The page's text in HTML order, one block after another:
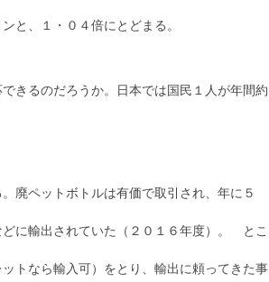
と、１・０４倍にとどまる。
きるのだろうか。日本では国民１人が年間約
廃ペットボトルは有価で取引され、年に５
に輸出されていた（２０１６年度）。 とこ
トなら輸入可）をとり、輸出に頼ってきた事